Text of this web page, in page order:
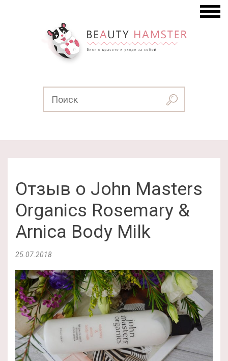
Отзыв о John Masters
Organics Rosemary &
Arnica Body Milk
25.07.2018